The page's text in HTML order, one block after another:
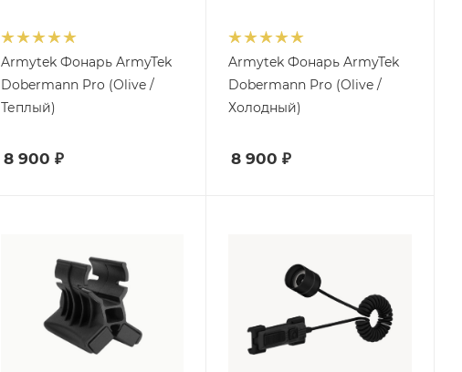
Armytek Фонарь ArmyTek
Dobermann Pro (Olive /
Теплый)
8 900 ₽
Armytek Фонарь ArmyTek
Dobermann Pro (Olive /
Холодный)
8 900 ₽